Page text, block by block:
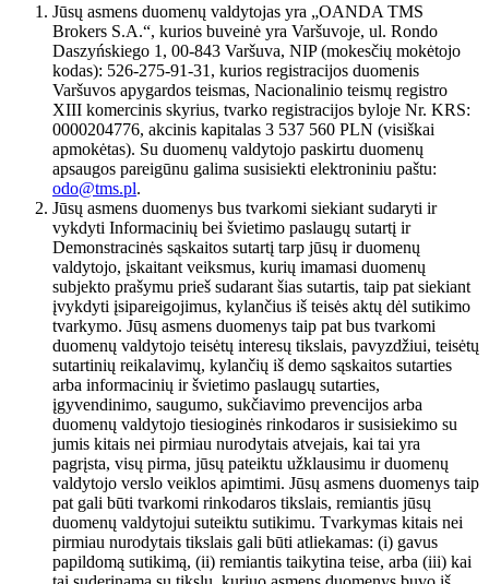
Jūsų asmens duomenų valdytojas yra „OANDA TMS
Brokers S.A.“, kurios buveinė yra Varšuvoje, ul. Rondo
Daszyńskiego 1, 00-843 Varšuva, NIP (mokesčių mokėtojo
kodas): 526-275-91-31, kurios registracijos duomenis
Varšuvos apygardos teismas, Nacionalinio teismų registro
XIII komercinis skyrius, tvarko registracijos byloje Nr. KRS:
0000204776, akcinis kapitalas 3 537 560 PLN (visiškai
apmokėtas). Su duomenų valdytojo paskirtu duomenų
apsaugos pareigūnu galima susisiekti elektroniniu paštu:
odo@tms.pl.
Jūsų asmens duomenys bus tvarkomi siekiant sudaryti ir
vykdyti Informacinių bei švietimo paslaugų sutartį ir
Demonstracinės sąskaitos sutartį tarp jūsų ir duomenų
valdytojo, įskaitant veiksmus, kurių imamasi duomenų
subjekto prašymu prieš sudarant šias sutartis, taip pat siekiant
įvykdyti įsipareigojimus, kylančius iš teisės aktų dėl sutikimo
tvarkymo. Jūsų asmens duomenys taip pat bus tvarkomi
duomenų valdytojo teisėtų interesų tikslais, pavyzdžiui, teisėtų
sutartinių reikalavimų, kylančių iš demo sąskaitos sutarties
arba informacinių ir švietimo paslaugų sutarties,
įgyvendinimo, saugumo, sukčiavimo prevencijos arba
duomenų valdytojo tiesioginės rinkodaros ir susisiekimo su
jumis kitais nei pirmiau nurodytais atvejais, kai tai yra
pagrįsta, visų pirma, jūsų pateiktu užklausimu ir duomenų
valdytojo verslo veiklos apimtimi. Jūsų asmens duomenys taip
pat gali būti tvarkomi rinkodaros tikslais, remiantis jūsų
duomenų valdytojui suteiktu sutikimu. Tvarkymas kitais nei
pirmiau nurodytais tikslais gali būti atliekamas: (i) gavus
papildomą sutikimą, (ii) remiantis taikytina teise, arba (iii) kai